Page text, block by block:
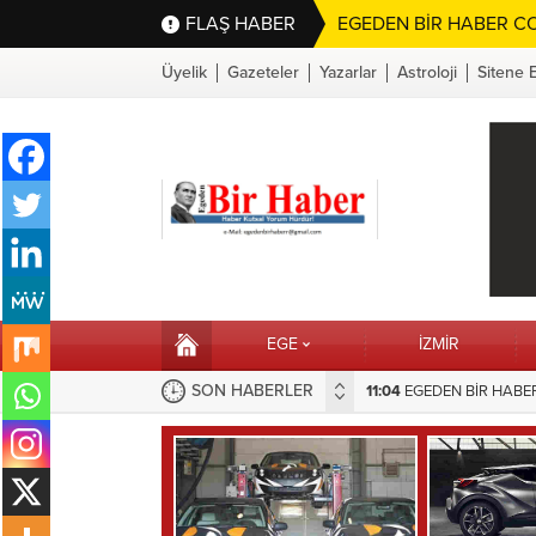
FLAŞ HABER EGEDEN BİR HABER
Üyelik Gazeteler Yazarlar Astroloji Sitene
EGE İZMİR
SON HABERLER 11:04 EGEDEN BİR
16:10 Selahattin